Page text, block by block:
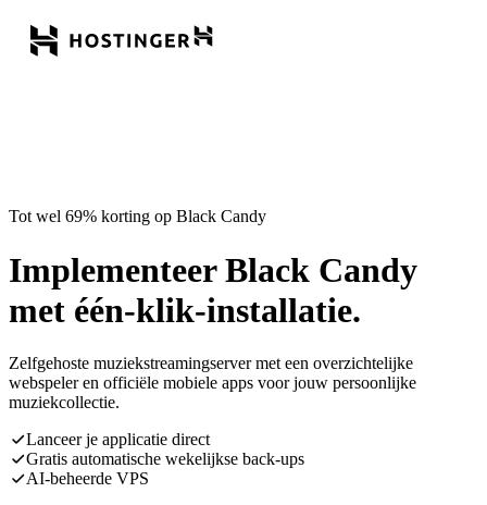
Tot wel 69% korting op Black Candy
Implementeer Black Candy
met één-klik-installatie.
Zelfgehoste muziekstreamingserver met een overzichtelijke
webspeler en officiële mobiele apps voor jouw persoonlijke
muziekcollectie.
Lanceer je applicatie direct
Gratis automatische wekelijkse back-ups
AI-beheerde VPS